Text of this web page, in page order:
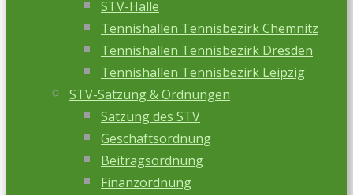
STV-Halle
Tennishallen Tennisbezirk Chemnitz
Tennishallen Tennisbezirk Dresden
Tennishallen Tennisbezirk Leipzig
STV-Satzung & Ordnungen
Satzung des STV
Geschäftsordnung
Beitragsordnung
Finanzordnung